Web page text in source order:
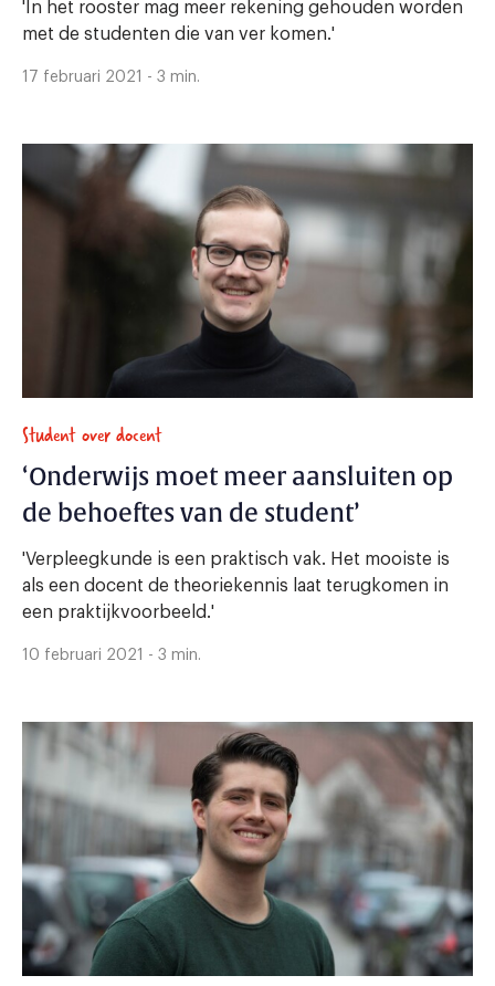
'In het rooster mag meer rekening gehouden worden
met de studenten die van ver komen.'
17 februari 2021 - 3 min.
Student over docent
‘Onderwijs moet meer aansluiten op
de behoeftes van de student’
'Verpleegkunde is een praktisch vak. Het mooiste is
als een docent de theoriekennis laat terugkomen in
een praktijkvoorbeeld.'
10 februari 2021 - 3 min.